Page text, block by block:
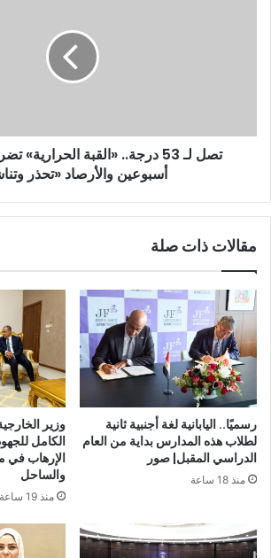
تصل لـ 53 درجة.. «القبة الحرارية»
أسبوعين والأرصاد «تحذر
مقالات ذات صلة
رسميًا.. اليابانية لغة أجنبية ثانية
لطلاب هذه المدارس بداية من العام
الدراسي المقبل| صور
منذ 18 ساعة
وزير
الكامل
الإرهاب في
والساحل
منذ 19 ساعة